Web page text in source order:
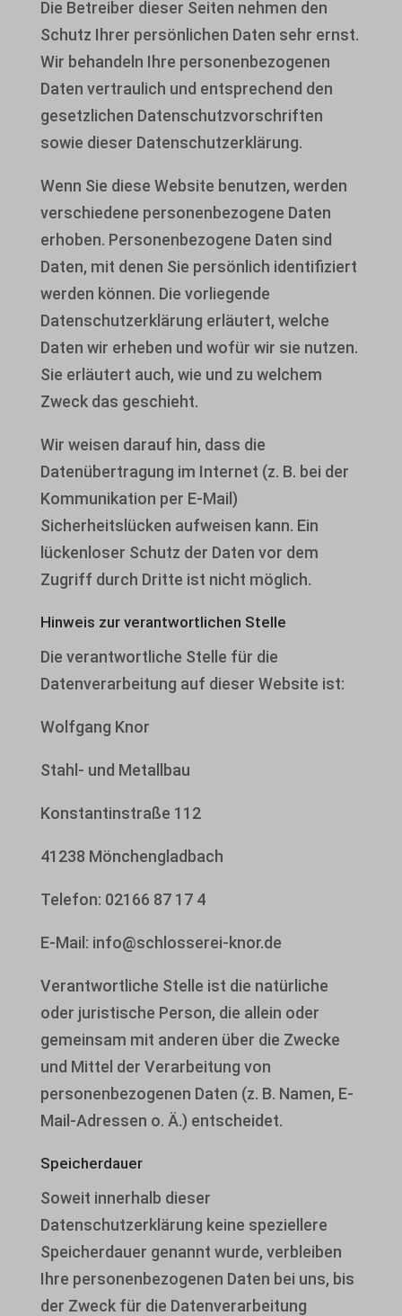
Die Betreiber dieser Seiten nehmen den
Schutz Ihrer persönlichen Daten sehr ernst.
Wir behandeln Ihre personenbezogenen
Daten vertraulich und entsprechend den
gesetzlichen Datenschutzvorschriften
sowie dieser Datenschutzerklärung.
Wenn Sie diese Website benutzen, werden
verschiedene personenbezogene Daten
erhoben. Personenbezogene Daten sind
Daten, mit denen Sie persönlich identifiziert
werden können. Die vorliegende
Datenschutzerklärung erläutert, welche
Daten wir erheben und wofür wir sie nutzen.
Sie erläutert auch, wie und zu welchem
Zweck das geschieht.
Wir weisen darauf hin, dass die
Datenübertragung im Internet (z. B. bei der
Kommunikation per E-Mail)
Sicherheitslücken aufweisen kann. Ein
lückenloser Schutz der Daten vor dem
Zugriff durch Dritte ist nicht möglich.
Hinweis zur verantwortlichen Stelle
Die verantwortliche Stelle für die
Datenverarbeitung auf dieser Website ist:
Wolfgang Knor
Stahl- und Metallbau
Konstantinstraße 112
41238 Mönchengladbach
Telefon: 02166 87 17 4
E-Mail: info@schlosserei-knor.de
Verantwortliche Stelle ist die natürliche
oder juristische Person, die allein oder
gemeinsam mit anderen über die Zwecke
und Mittel der Verarbeitung von
personenbezogenen Daten (z. B. Namen, E-
Mail-Adressen o. Ä.) entscheidet.
Speicherdauer
Soweit innerhalb dieser
Datenschutzerklärung keine speziellere
Speicherdauer genannt wurde, verbleiben
Ihre personenbezogenen Daten bei uns, bis
der Zweck für die Datenverarbeitung